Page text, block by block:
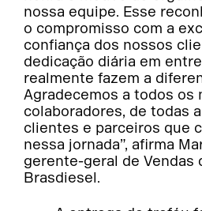
nossa equipe. Esse
o compromisso com a
confiança dos nossos
dedicação diária em
realmente fazem a
Agradecemos a todos os
colaboradores, de todas
clientes e parceiros que
nessa jornada”, afirma
gerente-geral de Vendas
Brasdiesel.